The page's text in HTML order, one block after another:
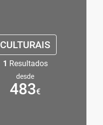
CULTURAIS
1 Resultados
desde
483€